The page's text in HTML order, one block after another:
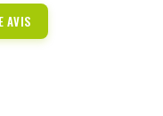
AVIS